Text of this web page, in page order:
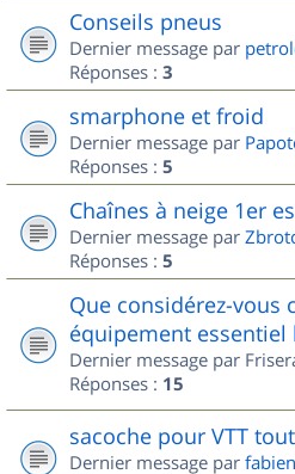
Conseils pneus
Dernier message par
Réponses : 3
smarphone et froid
Dernier message par
Réponses : 5
Chaînes à neige 1er
Dernier message par
Réponses : 5
Que considérez-vous
équipement essentiel
Dernier message par
Réponses : 15
sacoche pour VTT
Dernier message par